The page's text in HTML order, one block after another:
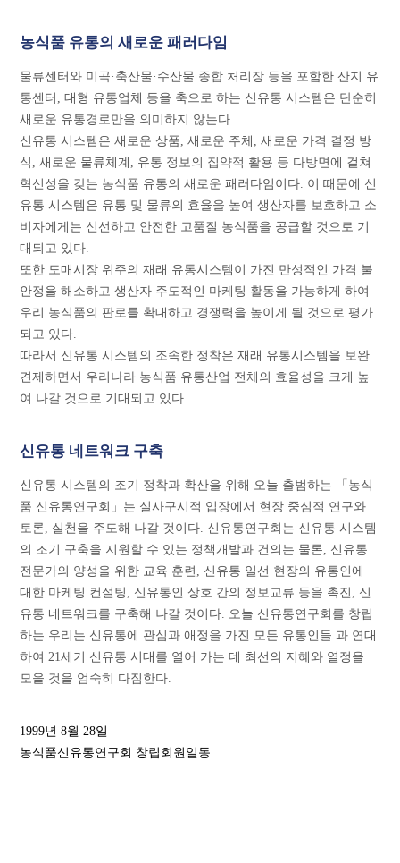
농식품 유통의 새로운 패러다임
물류센터와 미곡·축산물·수산물 종합 처리장 등을 포함한 산지 유
통센터, 대형 유통업체 등을 축으로 하는 신유통 시스템은 단순히
새로운 유통경로만을 의미하지 않는다.
신유통 시스템은 새로운 상품, 새로운 주체, 새로운 가격 결정 방
식, 새로운 물류체계, 유통 정보의 집약적 활용 등 다방면에 걸쳐
혁신성을 갖는 농식품 유통의 새로운 패러다임이다. 이 때문에 신
유통 시스템은 유통 및 물류의 효율을 높여 생산자를 보호하고 소
비자에게는 신선하고 안전한 고품질 농식품을 공급할 것으로 기
대되고 있다.
또한 도매시장 위주의 재래 유통시스템이 가진 만성적인 가격 불
안정을 해소하고 생산자 주도적인 마케팅 활동을 가능하게 하여
우리 농식품의 판로를 확대하고 경쟁력을 높이게 될 것으로 평가
되고 있다.
따라서 신유통 시스템의 조속한 정착은 재래 유통시스템을 보완
견제하면서 우리나라 농식품 유통산업 전체의 효율성을 크게 높
여 나갈 것으로 기대되고 있다.
신유통 네트워크 구축
신유통 시스템의 조기 정착과 확산을 위해 오늘 출범하는 「농식
품 신유통연구회」는 실사구시적 입장에서 현장 중심적 연구와
토론, 실천을 주도해 나갈 것이다. 신유통연구회는 신유통 시스템
의 조기 구축을 지원할 수 있는 정책개발과 건의는 물론, 신유통
전문가의 양성을 위한 교육 훈련, 신유통 일선 현장의 유통인에
대한 마케팅 컨설팅, 신유통인 상호 간의 정보교류 등을 촉진, 신
유통 네트워크를 구축해 나갈 것이다. 오늘 신유통연구회를 창립
하는 우리는 신유통에 관심과 애정을 가진 모든 유통인들 과 연대
하여 21세기 신유통 시대를 열어 가는 데 최선의 지혜와 열정을
모을 것을 엄숙히 다짐한다.
1999년 8월 28일
농식품신유통연구회 창립회원일동